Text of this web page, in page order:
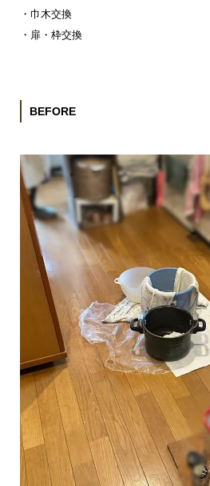
・巾木交換
・扉・枠交換
BEFORE